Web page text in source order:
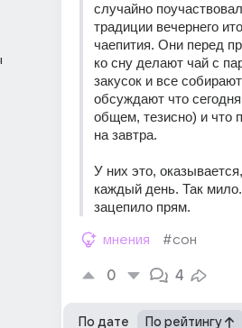
случайно
традиции вечернего
чаепития. Они перед
ко сну делают чай с
закусок и все
обсуждают что
общем, тезисно) и что
на завтра.
У них это,
каждый день. Так
зацепило прям.
мнения #сон
0 4
По дате По рейтингу